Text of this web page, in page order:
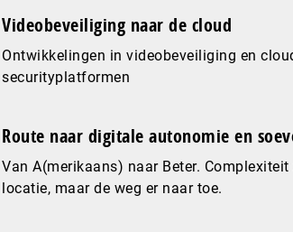
Videobeveiliging naar de cloud
Ontwikkelingen in videobeveiliging en
securityplatformen
Route naar digitale autonomie en
Van A(merikaans) naar Beter.
locatie, maar de weg er naar toe.